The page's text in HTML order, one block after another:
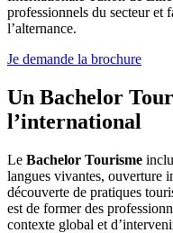
professionnels du secteur et
l’alternance.
Je demande la brochure
Un Bachelor
l’international
Le Bachelor Tourisme
langues vivantes, ouverture
découverte de pratiques
est de former des
contexte global et